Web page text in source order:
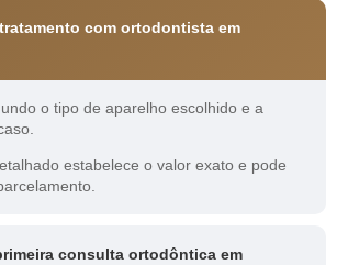
com ortodontista em
o tipo de aparelho escolhido e a
estabelece o valor exato e pode
consulta ortodôntica em